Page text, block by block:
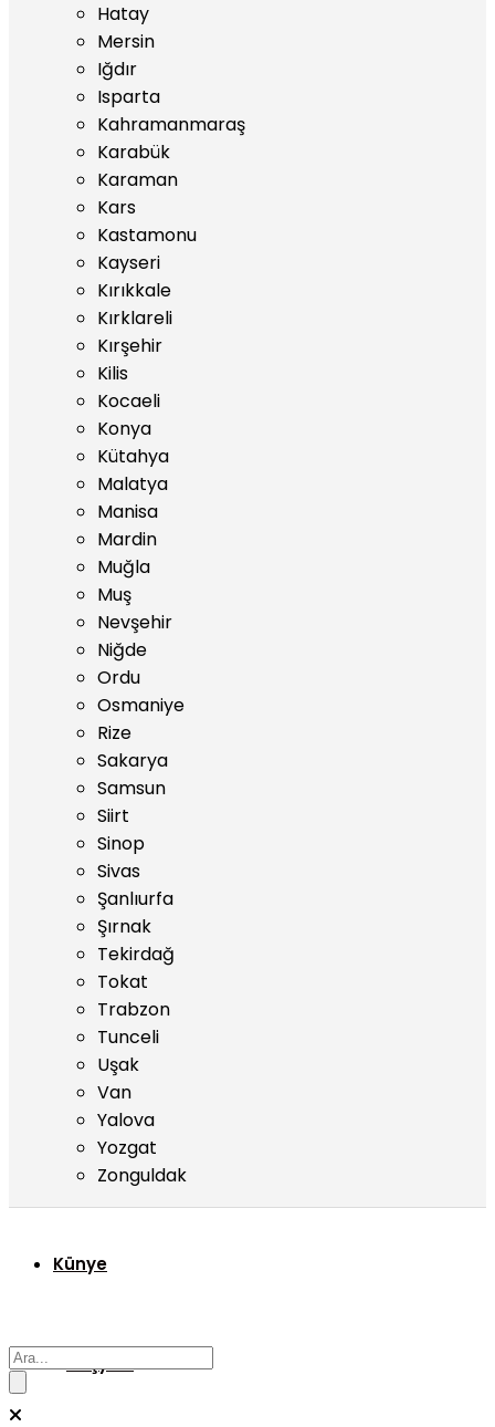
Hatay
Mersin
Iğdır
Isparta
Kahramanmaraş
Karabük
Karaman
Kars
Kastamonu
Kayseri
Kırıkkale
Kırklareli
Kırşehir
Kilis
Kocaeli
Konya
Kütahya
Malatya
Manisa
Mardin
Muğla
Muş
Nevşehir
Niğde
Ordu
Osmaniye
Rize
Sakarya
Samsun
Siirt
Sinop
Sivas
Şanlıurfa
Şırnak
Tekirdağ
Tokat
Trabzon
Tunceli
Uşak
Van
Yalova
Yozgat
Zonguldak
Künye
Başyazı